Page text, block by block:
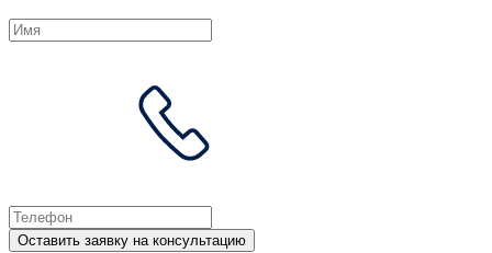
Оставить заявку на консультацию